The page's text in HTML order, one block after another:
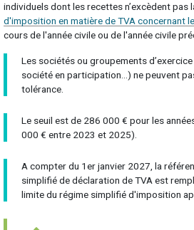
individuels dont les recettes n’excèdent pas
d'imposition en matière de TVA concernant
cours de l'année civile ou de l'année civile
Les sociétés ou groupements
société en participation…) ne peuvent
tolérance.
Le seuil est de 286 000 € pour les
000 € entre 2023 et 2025).
A compter du 1er janvier 2027, la
simplifié de déclaration de TVA est
limite du régime simplifié d'imposition